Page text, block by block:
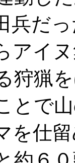
兵だ
アイ
狩猟
とで
を仕